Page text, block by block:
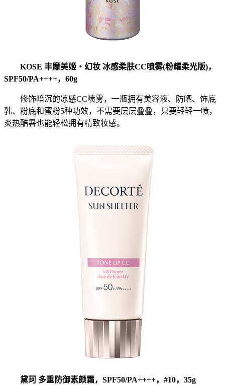
KOSE 丰靡美姬‧幻妆 冰感柔肤CC喷雾(粉耀柔光版)，
SPF50/PA++++，60g
修饰暗沉的凉感CC喷雾，一瓶拥有美容液、防晒、饰底
乳、粉底和蜜粉5种功效，不需要层层叠叠，只要轻轻一喷，
炎热酷暑也能轻松拥有精致妆感。
黛珂 多重防御素颜霜，SPF50/PA++++，#10，35g